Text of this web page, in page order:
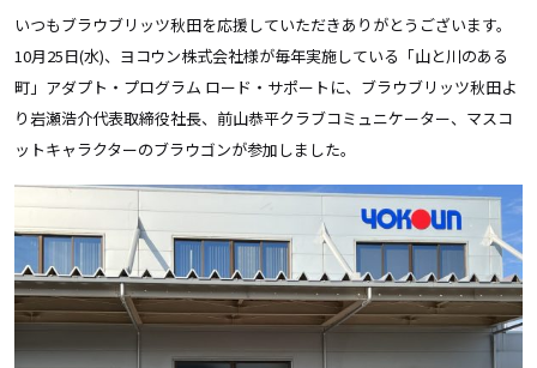
いつもブラウブリッツ秋田を応援していただきありがとうございます。
10月25日(水)、ヨコウン株式会社様が毎年実施している「山と川のある
町」アダプト・プログラム ロード・サポート に、ブラウブリッツ秋田よ
り岩瀬浩介代表取締役社長、前山恭平クラブコミュニケーター、マスコ
ットキャラクターのブラウゴンが参加しました。